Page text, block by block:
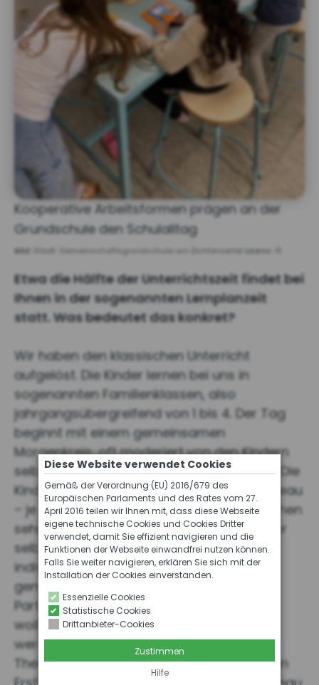
Kooperative Arbeitsformen prägen an der
Grundschule den Schulalltag
Bild: Städt. Gemeinschaftsgrundschule am Dichterviertel Lizenz:
Etwa die Hälfte der Unterrichtszeit findet bei
Ihnen in der sogenannten Lernplanzeit
statt. Was bedeutet das konkret?
Wir haben den klassischen Unterricht
aufgelöst. Die Kinder lernen bei uns in
sogenannten Familienklassen, also
jahrgangsübergreifend von 1 bis 4. Der Tag
beginnt mit einem gemeinsamen
Morgenkreis, oft moderiert von den Kindern
selbst. Danach geht es in die Lernplanzeit. Die
Kinder arbeiten auf ihrem individuellen Niveau
– je nachdem, wo sie stehen. Einige brauchen
sehr enge Strukturen, andere arbeiten sehr
selbstständig. Und wichtig: Es ist nicht nur
individuelles Lernen. Es gibt auch viele
gemeinsame Phasen – Konferenzen,
Partnerarbeiten, Austauschformate. Wir
wollen, dass Kinder kognitiv aktiviert
werden. Die Kinder arbeiten also an ihren
Themen weiter – unabhängig vom Alter. Ein
Diese Website verwendet Cookies
Gemäß der Verordnung (EU) 2016/679 des
Europäischen Parlaments und des Rates vom 27.
April 2016 teilen wir Ihnen mit, dass diese Webseite
eigene technische Cookies und Cookies Dritter
verwendet, damit Sie effizient navigieren und die
Funktionen der Webseite einwandfrei nutzen können.
Falls Sie weiter navigieren, erklären Sie sich mit der
Installation der Cookies einverstanden.
Essenzielle Cookies
Statistische Cookies
Drittanbieter-Cookies
Zustimmen
Hilfe